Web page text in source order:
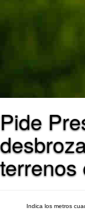
Pide
terrenos
Indica los metros